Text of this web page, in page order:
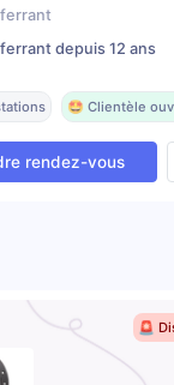
depuis 12 ans
🤩 Clientèle
rendez-vous
🚨